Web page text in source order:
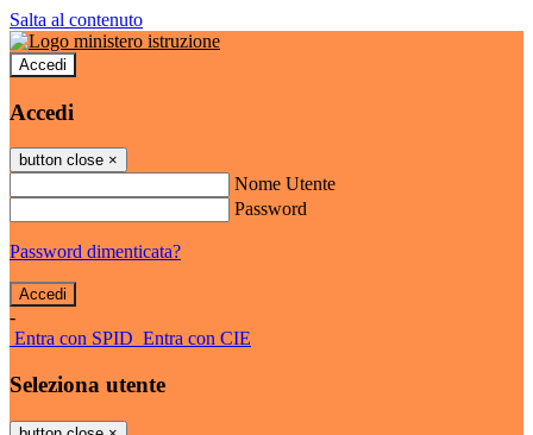
Salta al contenuto
Accedi
Accedi
button close ×
Nome Utente
Password
Password dimenticata?
-
Entra con SPID Entra con CIE
Seleziona utente